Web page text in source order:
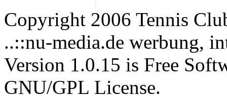
Copyright 2006 Tennis
..::nu-media.de werbung,
Version 1.0.15 is Free
GNU/GPL License.